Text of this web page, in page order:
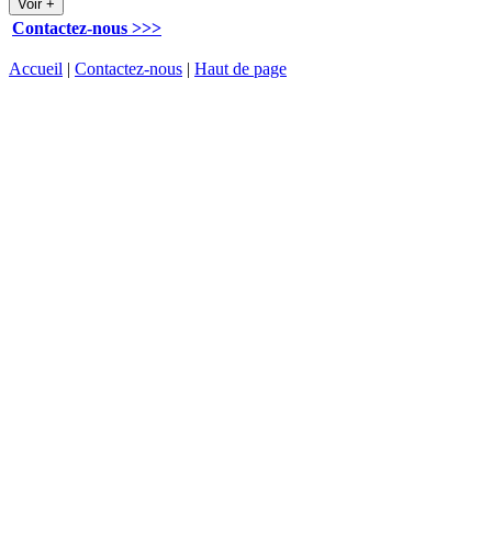
Contactez-nous >>>
Accueil | Contactez-nous | Haut de page